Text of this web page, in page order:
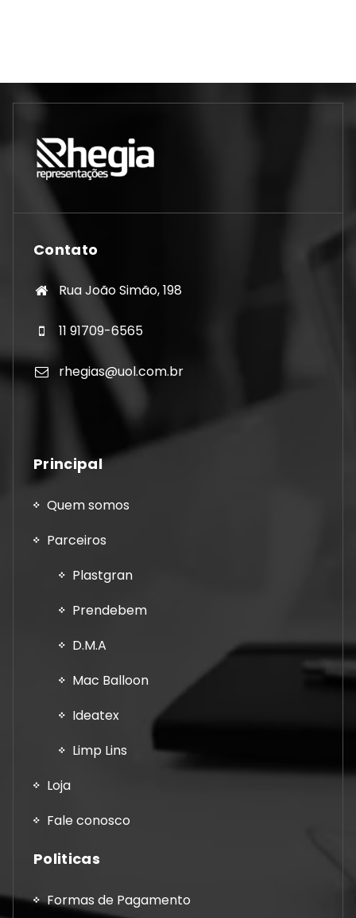
Contato
Rua João Simão, 198
11 91709-6565
rhegias@uol.com.br
Principal
Quem somos
Parceiros
Plastgran
Prendebem
D.M.A
Mac Balloon
Ideatex
Limp Lins
Loja
Fale conosco
Politicas
Formas de Pagamento